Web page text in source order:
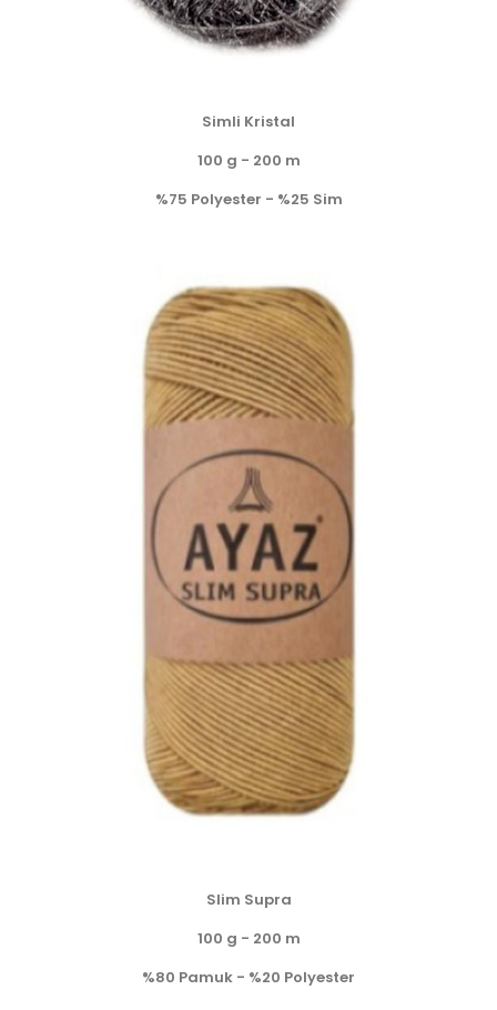
Simli Kristal
100 g - 200 m
%75 Polyester - %25 Sim
Slim Supra
100 g - 200 m
%80 Pamuk - %20 Polyester